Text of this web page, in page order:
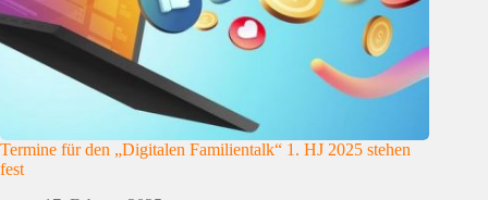
Termine für den „Digitalen Familientalk“ 1. HJ 2025 stehen
fest